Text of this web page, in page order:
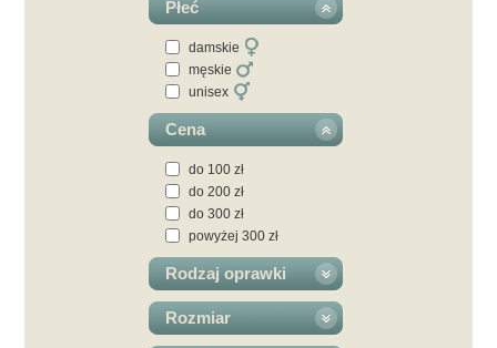
Płeć
damskie
męskie
unisex
Cena
do 100 zł
do 200 zł
do 300 zł
powyżej 300 zł
Rodzaj oprawki
Rozmiar